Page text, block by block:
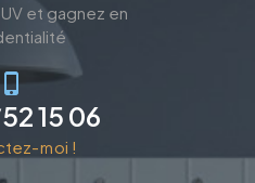
et gagnez en
15 06
moi !